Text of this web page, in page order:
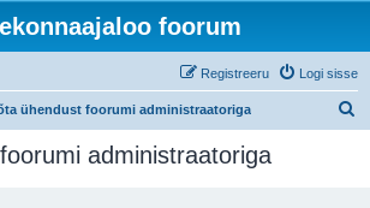
foorum
Logi sisse
Registreeru
ühendust foorumi administraatoriga
administraatoriga